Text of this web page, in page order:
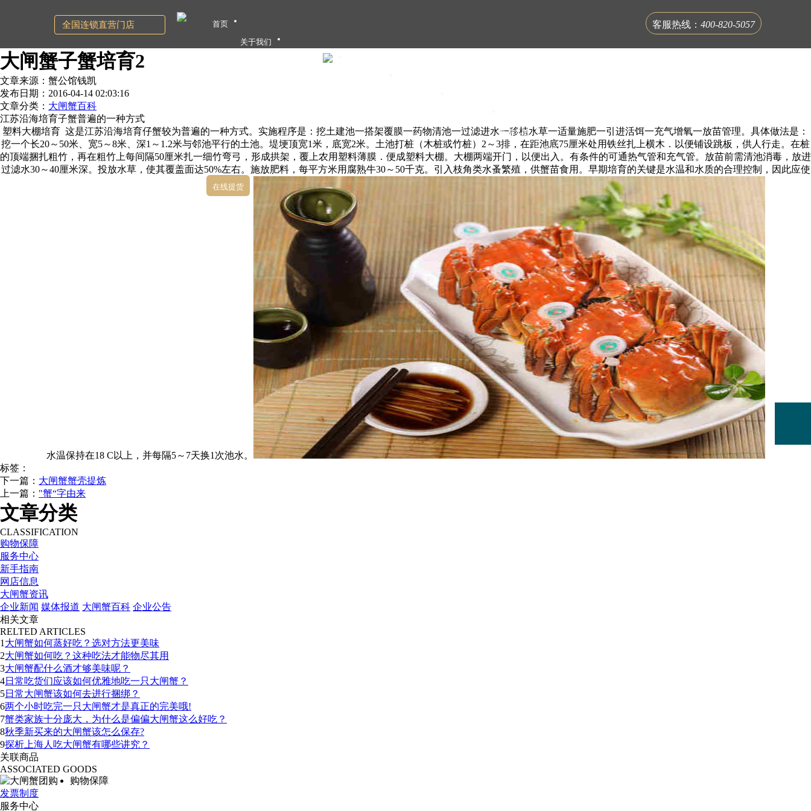
大闸蟹子蟹培育2
文章来源：蟹公馆钱凯
发布日期：2016-04-14 02:03:16
文章分类： 大闸蟹百科
江苏沿海培育子蟹普遍的一种方式
塑料大棚培育 这是江苏沿海培育仔蟹较为普遍的一种方式。实施程序是：挖土建池一搭架覆膜一药物清池一过滤进水一移植水草一适量施肥一引进活饵一充气增氧一放苗管理。具体做法是：
挖一个长20～50米、宽5～8米、深1～1.2米与邻池平行的土池。堤埂顶宽1米，底宽2米。土池打桩（木桩或竹桩）2～3排，在距池底75厘米处用铁丝扎上横木．以便铺设跳板，供人行走。在桩
的顶端捆扎粗竹，再在粗竹上每间隔50厘米扎一细竹弯弓，形成拱架，覆上农用塑料薄膜．便成塑料大棚。大棚两端开门，以便出入。有条件的可通热气管和充气管。放苗前需清池消毒，放进
过滤水30～40厘米深。投放水草，使其覆盖面达50%左右。施放肥料，每平方米用腐熟牛30～50千克。引入枝角类水蚤繁殖，供蟹苗食用。早期培育的关键是水温和水质的合理控制，因此应使
水温保持在18 C以上，并每隔5～7天换1次池水。
标签：
下一篇： 大闸蟹蟹壳提炼
上一篇： "蟹“字由来
文章分类
CLASSIFICATION
购物保障
服务中心
新手指南
网店信息
大闸蟹资讯
企业新闻 媒体报道 大闸蟹百科 企业公告
相关文章
RELTED ARTICLES
1 大闸蟹如何蒸好吃？选对方法更美味
2大闸蟹如何吃？这种吃法才能物尽其用
3大闸蟹配什么酒才够美味呢？
4日常吃货们应该如何优雅地吃一只大闸蟹？
5日常大闸蟹该如何去进行捆绑？
6两个小时吃完一只大闸蟹才是真正的完美哦!
7蟹类家族十分庞大，为什么是偏偏大闸蟹这么好吃？
8秋季新买来的大闸蟹该怎么保存?
9探析上海人吃大闸蟹有哪些讲究？
关联商品
ASSOCIATED GOODS
购物保障
发票制度
服务中心
全国连锁直营门店
首页
关于我们
甄选年货
联系蟹公馆
在线提货
客服热线： 400-820-5057